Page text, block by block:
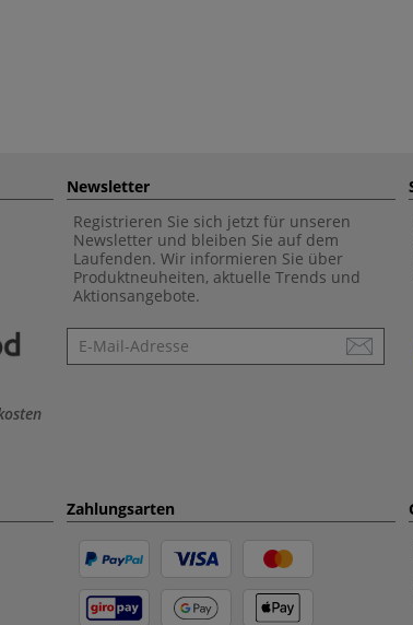
Newsletter
Registrieren Sie sich jetzt für unseren
Newsletter und bleiben Sie auf dem
Laufenden. Wir informieren Sie über
Produktneuheiten, aktuelle Trends und
Aktionsangebote.
Newsletter
Zahlungsarten